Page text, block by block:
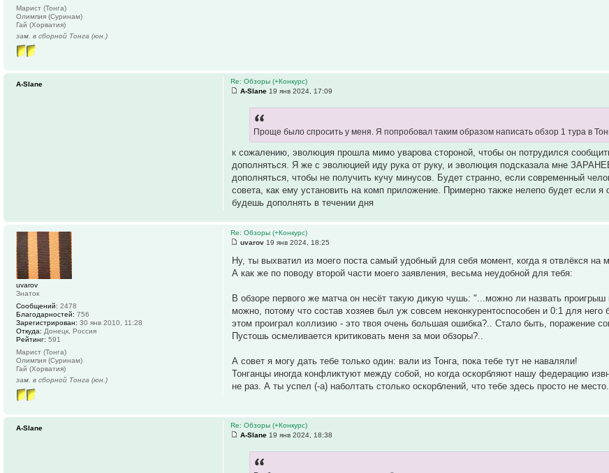
Марист (Тонга)
Олимпия (Суринам)
Гай (Хорватия)
зам. в сборной Тонга (юн.)
Re: Обзоры (+Конкурс)
A-Slane 19 янв 2024, 17:09
Проще было спросить у меня. Я попробовал таким образом написать обзор 1 тура в
к сожалению, эволюция прошла мимо уварова стороной, чтобы он потрудился
дополняться. Я же с эволюцией иду рука от руку, и эволюция подсказала мне
дополняться, чтобы не получить кучу минусов. Будет странно, если современный
совета, как ему установить на комп приложение. Примерно также нелепо будет если
будешь дополнять в течении дня
A-Slane
Re: Обзоры (+Конкурс)
uvarov 19 янв 2024, 18:25
Ну, ты выхватил из моего поста самый удобный для себя момент, когда я отвлёкся на
А как же по поводу второй части моего заявления, весьма неудобной для тебя:
В обзоре первого же матча он несёт такую дикую чушь: "...можно ли назвать
можно, потому что состав хозяев был уж совсем неконкурентоспособен и 0:1 для
этом проиграл коллизию - это твоя очень большая ошибка?.. Стало быть, поражение
Пустошь осмеливается критиковать меня за мои обзоры?..
А совет я могу дать тебе только один: вали из Тонга, пока тебе тут не наваляли!
Тонганцы иногда конфликтуют между собой, но когда оскорбляют нашу федерацию
не раз. А ты успел (-а) наболтать столько оскорблений, что тебе здесь просто не место.
uvarov
Знаток
Сообщений: 2478
Благодарностей: 756
Зарегистрирован: 30 янв 2010, 11:28
Откуда: Донецк, Россия
Рейтинг: 591
Марист (Тонга)
Олимпия (Суринам)
Гай (Хорватия)
зам. в сборной Тонга (юн.)
Re: Обзоры (+Конкурс)
A-Slane 19 янв 2024, 18:38
A-Slane